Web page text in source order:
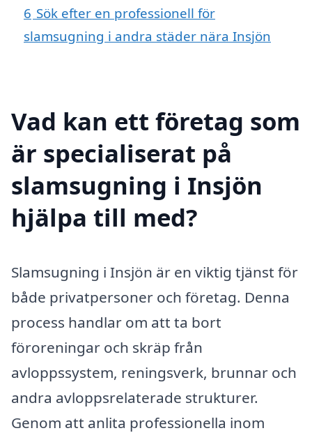
6 Sök efter en professionell för
slamsugning i andra städer nära Insjön
Vad kan ett företag som
är specialiserat på
slamsugning i Insjön
hjälpa till med?
Slamsugning i Insjön är en viktig tjänst för
både privatpersoner och företag. Denna
process handlar om att ta bort
föroreningar och skräp från
avloppssystem, reningsverk, brunnar och
andra avloppsrelaterade strukturer.
Genom att anlita professionella inom